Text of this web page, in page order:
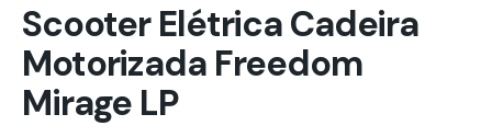
Scooter Elétrica Cadeira
Motorizada Freedom
Mirage LP